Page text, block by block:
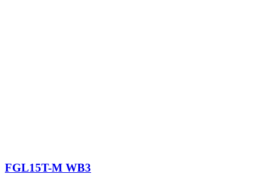
FGL15T-M WB3